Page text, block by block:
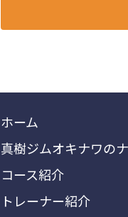
ホーム
真樹ジムオキナワの
コース紹介
トレーナー紹介